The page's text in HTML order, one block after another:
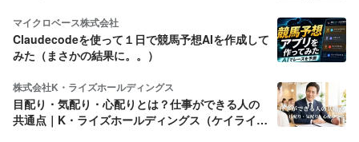
マイクロベース株式会社
Claudecodeを使って１日で競馬予想AIを作成して
みた（まさかの結果に。。）
株式会社K・ライズホールディングス
目配り・気配り・心配りとは？仕事ができる人の
共通点｜K・ライズホールディングス（ケイライ